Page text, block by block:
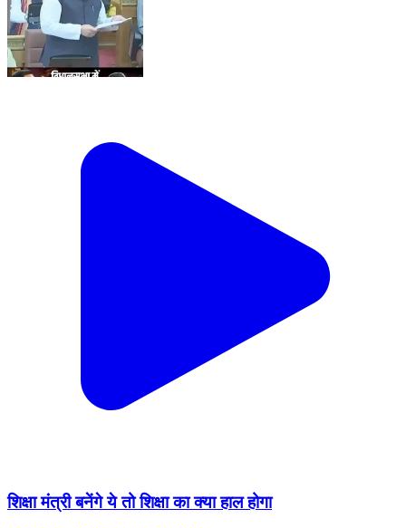
शिक्षा मंत्री बनेंगे ये तो शिक्षा का क्या हाल होगा